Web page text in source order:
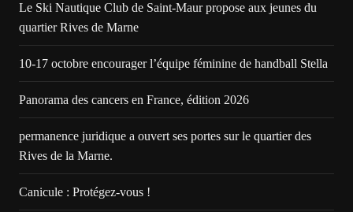
Le Ski Nautique Club de Saint-Maur propose aux jeunes du
quartier Rives de Marne
10-17 octobre encourager l’équipe féminine de handball Stella
Panorama des cancers en France, édition 2026
permanence juridique a ouvert ses portes sur le quartier des
Rives de la Marne.
Canicule : Protégez-vous !